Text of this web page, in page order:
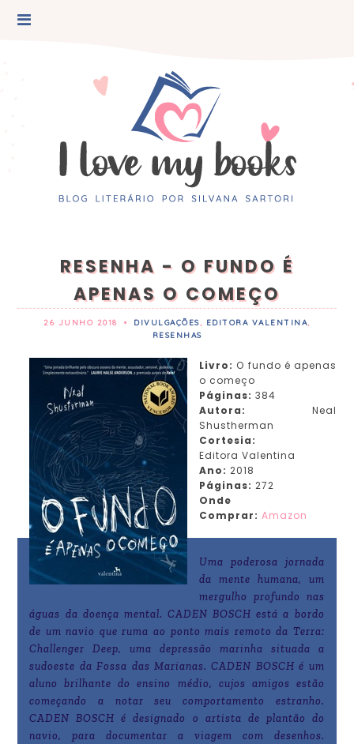
RESENHA - O FUNDO É
APENAS O COMEÇO
26 JUNHO 2018 • DIVULGAÇÕES, EDITORA VALENTINA,
RESENHAS
Livro: O fundo é apenas
o começo
Páginas: 384
Autora:
Neal
Shustherman
Cortesia:
Editora Valentina
Ano:2018
Páginas:272
Onde
Comprar: Amazon
Uma poderosa jornada
da mente humana, um
mergulho profundo nas
águas da doença mental. CADEN BOSCH está a bordo
de um navio que ruma ao ponto mais remoto da Terra:
Challenger Deep, uma depressão marinha situada a
sudoeste da Fossa das Marianas. CADEN BOSCH é um
aluno brilhante do ensino médio, cujos amigos estão
começando a notar seu comportamento estranho.
CADEN BOSCH é designado o artista de plantão do
navio, para documentar a viagem com desenhos.